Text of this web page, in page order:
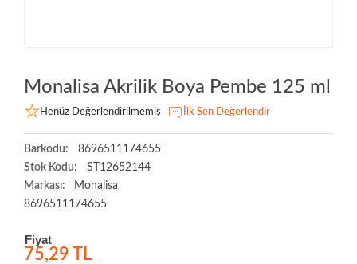
Monalisa Akrilik Boya Pembe 125 ml
Henüz Değerlendirilmemiş İlk Sen Değerlendir
Barkodu:
8696511174655
Stok Kodu:
ST12652144
Markası:
Monalisa
8696511174655
Fiyat
75,29 TL